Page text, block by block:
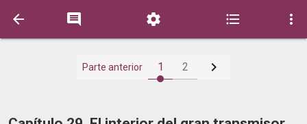
    
Parte anterior 1 2 